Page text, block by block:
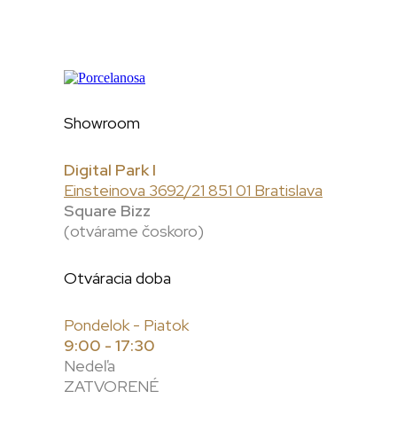
Showroom
Digital Park I
Einsteinova 3692/21 851 01 Bratislava
Square Bizz
(otvárame čoskoro)
Otváracia doba
Pondelok - Piatok
9:00 - 17:30
Nedeľa
ZATVORENÉ